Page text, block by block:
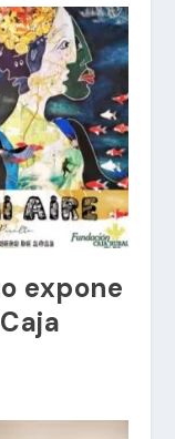
expone